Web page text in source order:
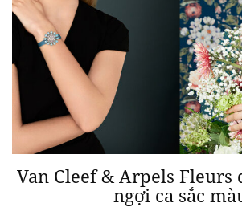
Van Cleef & Arpels Fleurs
ngợi ca sắc